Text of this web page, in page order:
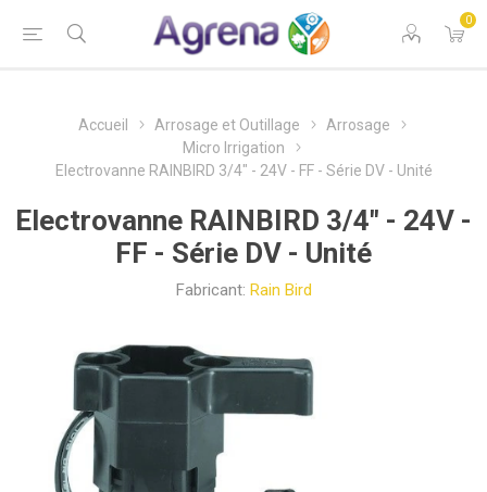
0
Accueil Arrosage et Outillage
Arrosage
Micro Irrigation
Electrovanne RAINBIRD 3/4" - 24V - FF - Série DV - Unité
Electrovanne RAINBIRD 3/4" - 24V -
FF - Série DV - Unité
Fabricant: Rain Bird